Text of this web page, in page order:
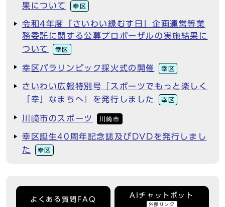
果について
幸区
令和4年度「さいわい縁むす日」企画運営等業
務委託に関する公募プロポーザルの実施結果に
ついて
幸区
幸区パラリンピック採火式の開催 幸区
さいわい広報特別号『スポーツでもっと楽しく
「幸」なまちへ』を発行しました
幸区
川崎市のスポーツ 川崎市
幸区誕生40周年記念誌及びDVDを発行しまし
た
幸区
よくある質問FAQ
AIチャットボット
外部リンク